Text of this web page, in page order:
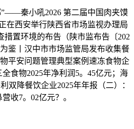
秦小吼2026 第二届中国肉夹馍
在西安举行陕西省市场监视办理局
措置环境的布告（陕市监布告〔202
鉴丨汉中市市场监管局发布收集餐
平安问题管理典型案例速冻食物企
食物2025年净利润5。45亿元；海
双降餐饮企业2025年年报（二）：
收7。02亿元？。